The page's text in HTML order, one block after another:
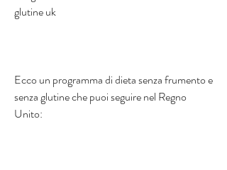
glutine uk
Ecco un programma di dieta senza frumento e
senza glutine che puoi seguire nel Regno
Unito: